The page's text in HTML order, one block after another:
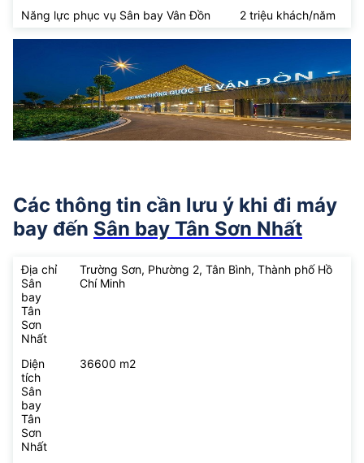
Năng lực phục vụ Sân bay Vân Đồn 2 triệu khách/năm
Các thông tin cần lưu ý khi đi máy
bay đến Sân bay Tân Sơn Nhất
Địa chỉ
Sân
bay
Tân
Sơn
Nhất
Trường Sơn, Phường 2, Tân Bình, Thành phố Hồ
Chí Minh
Diện
tích
Sân
bay
Tân
Sơn
Nhất
36600 m2